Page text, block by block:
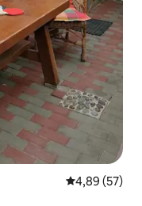
4,89 de uma
4,89 (57)